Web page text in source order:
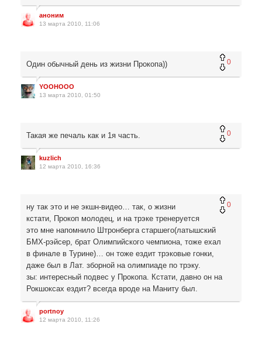
аноним
13 марта 2010, 11:06
0
Один обычный день из жизни Прокопа))
YOOHOOO
13 марта 2010, 01:50
0
Такая же печаль как и 1я часть.
kuzlich
12 марта 2010, 16:36
0
ну так это и не экшн-видео… так, о жизни
кстати, Прокоп молодец, и на трэке тренеруется
это мне напомнило Штронберга старшего(латышский
БМХ-рэйсер, брат Олимпийского чемпиона, тоже ехал
в финале в Турине)… он тоже ездит трэковые гонки,
даже был в Лат. зборной на олимпиаде по трэку.
зы: интересный подвес у Прокопа. Кстати, давно он на
Рокшоксах ездит? всегда вроде на Маниту был.
portnoy
12 марта 2010, 11:26